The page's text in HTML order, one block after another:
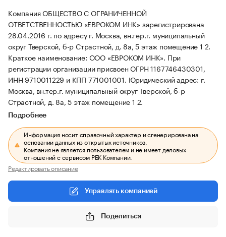
Компания ОБЩЕСТВО С ОГРАНИЧЕННОЙ
ОТВЕТСТВЕННОСТЬЮ «ЕВРОКОМ ИНК» зарегистрирована
28.04.2016 г. по адресу г. Москва, вн.тер.г. муниципальный
округ Тверской, б-р Страстной, д. 8а, 5 этаж помещение 1 2.
Краткое наименование: ООО «ЕВРОКОМ ИНК». При
регистрации организации присвоен ОГРН 1167746430301,
ИНН 9710011229 и КПП 771001001. Юридический адрес: г.
Москва, вн.тер.г. муниципальный округ Тверской, б-р
Страстной, д. 8а, 5 этаж помещение 1 2.
Подробнее
Информация носит справочный характер и сгенерирована на
основании данных из открытых источников.
Компания не является пользователем и не имеет деловых
отношений с сервисом РБК Компании.
Редактировать описание
Управлять компанией
Поделиться